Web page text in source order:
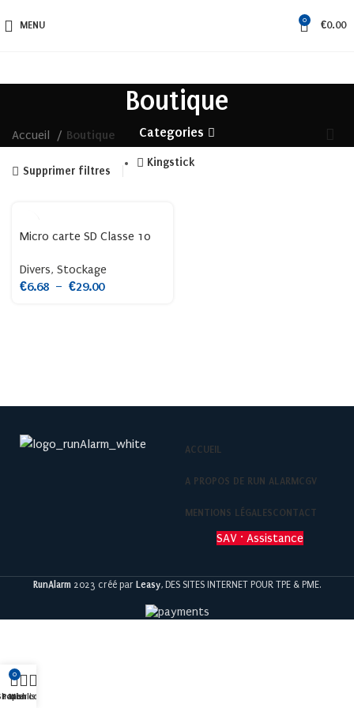
MENU
0
€0.00
Boutique
Categories
Accueil Boutique
Supprimer filtres
Kingstick
Micro carte SD Classe 10
Divers, Stockage
€6.68 – €29.00
ACCUEIL
A PROPOS DE RUN ALARMCGV
MENTIONS LÉGALESCONTACT
SAV · Assistance
RunAlarm 2023 créé par Leasy, DES SITES INTERNET POUR TPE & PME.
0
Panier
Wishlist
Mon compte